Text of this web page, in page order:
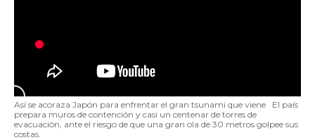
Así se acoraza Japón para enfrentar el gran tsunami que viene
El país
prepara muros de contención y casi un centenar de torres de
evacuación, ante el riesgo de que una gran ola de 30 metros golpee sus
costas.